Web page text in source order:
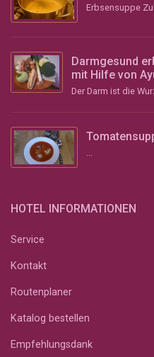
Darmgesund
mit Hilfe von
HOTEL INFORMATIONEN
Service
Kontakt
Routenplaner
Katalog bestellen
Empfehlungsdank